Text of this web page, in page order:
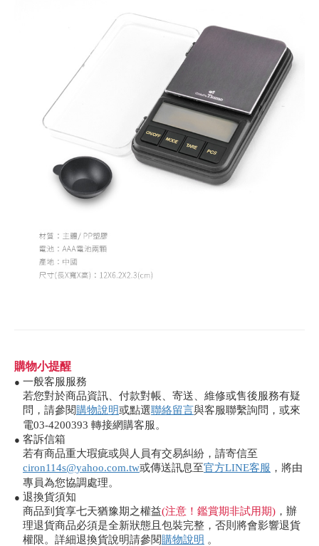
購物小提醒
● 一般客服服務
若您對於商品資訊、付款對帳、寄送、維修或售後服務有疑
問，請參閱購物說明或點選聯絡留言與客服聯繫詢問，或來
電03-4200393 轉接網購客服。
● 客訴信箱
若有商品重大瑕疵或與人員有交易糾紛，請寄信至
ciron114s@yahoo.com.tw或傳送訊息至官方LINE客服 ，將由
專員為您協調處理。
● 退換貨須知
商品到貨享七天猶豫期之權益(注意！鑑賞期非試用期) ，辦
理退貨商品必須是全新狀態且包裝完整，否則將會影響退貨
權限。詳細退換貨說明請參閱購物說明 。